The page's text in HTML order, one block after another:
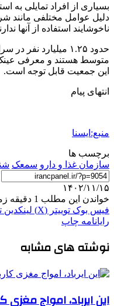
بسیاری از افراد تمایلی به
دلیل عوامل مختلفی مانند
ناخوشایند استفاده از آنها
حدود ۱.۲۵ میلیارد
این جمعیت قابل توجه است.
انتهای پیام
منبع:ایسنا
برچسب ها
سازمان غذا و دارو سمعک
۱۴۰۲/۱۱/۱۵
خواندن این مطلب 1 دقیقه زمان میبرد
فیس بوک توییتر (X) لینکدین
رایانامه چاپ
نوشته های مشابه
این ایرباد، امواج